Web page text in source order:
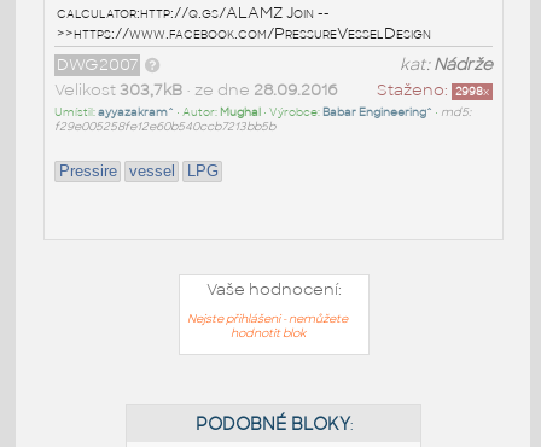
calculator:http://q.gs/ALAMZ Join --
>>https://www.facebook.com/PressureVesselDesign
kat:Nádrže
DWG2007
Staženo: 2998x
Velikost303,7kB• ze dne 28.09.2016
Umístil:ayyazakram^ • Autor: Mughal• Výrobce: Babar Engineering^ • md5:
f29e005258fe12e60b540ccb7213bb5b
Pressire vessel LPG
Vaše hodnocení:
Nejste přihlášeni - nemůžete
hodnotit blok